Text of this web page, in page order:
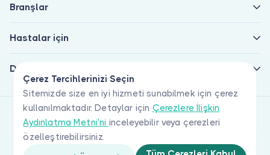
Çerez Tercihlerinizi Seçin
Sitemizde size en iyi hizmeti sunabilmek için çerez
kullanılmaktadır. Detaylar için Çerezlere İlişkin
Aydınlatma Metni'ni inceleyebilir veya çerezleri
özelleştirebilirsiniz.
Branşlar
Hastalar için
Doktorlar için